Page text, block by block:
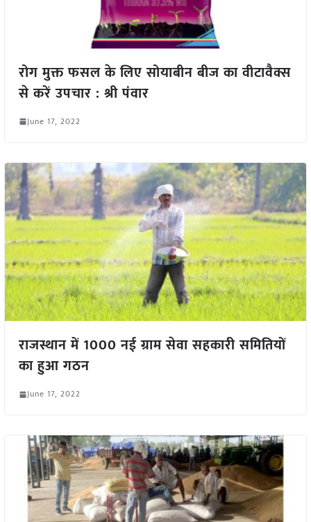
रोग मुक्त फसल के लिए सोयाबीन बीज का वीटावैक्स
से करें उपचार : श्री पंवार
June 17, 2022
राजस्थान में 1000 नई ग्राम सेवा सहकारी समितियों
का हुआ गठन
June 17, 2022